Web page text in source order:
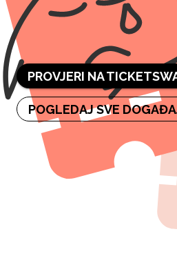
Nažalost, sve ulaznice za
rasprodane.
PROVJERI NA
POGLEDAJ SVE